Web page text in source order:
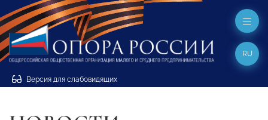
Версия для слабовидящих
RU